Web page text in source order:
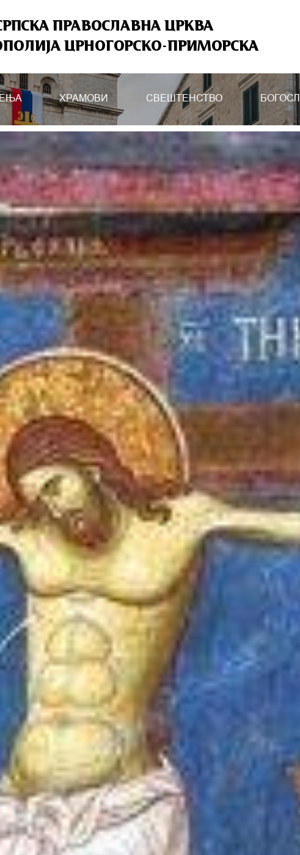
ПРАВОСЛАВНА ЦРКВА
ЦРНОГОРСКО-ПРИМОРСКА
ХРАМОВИ СВЕШТЕНСТВО